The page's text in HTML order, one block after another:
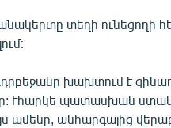
տեղի ունեցողի
խախտում է
Ւհարկե պատասխան
ամենը, անհարգալից